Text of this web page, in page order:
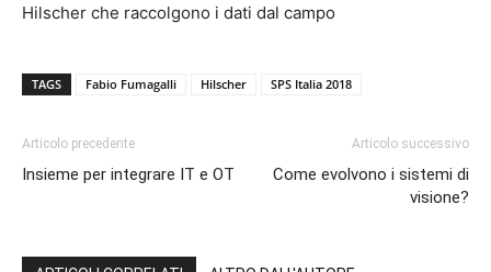
Hilscher che raccolgono i dati dal campo
TAGS Fabio Fumagalli Hilscher SPS Italia 2018
Articolo precedente
Insieme per integrare IT e OT
Articolo successivo
Come evolvono i sistemi di
visione?